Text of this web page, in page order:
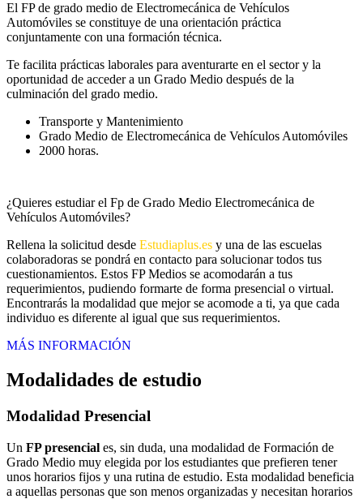
El FP de grado medio de Electromecánica de Vehículos
Automóviles se constituye de una orientación práctica
conjuntamente con una formación técnica.
Te facilita prácticas laborales para aventurarte en el sector y la
oportunidad de acceder a un Grado Medio después de la
culminación del grado medio.
Transporte y Mantenimiento
Grado Medio de Electromecánica de Vehículos Automóviles
2000 horas.
¿Quieres estudiar el Fp de Grado Medio Electromecánica de
Vehículos Automóviles?
Rellena la solicitud desde Estudiaplus.es y una de las escuelas
colaboradoras se pondrá en contacto para solucionar todos tus
cuestionamientos. Estos FP Medios se acomodarán a tus
requerimientos, pudiendo formarte de forma presencial o virtual.
Encontrarás la modalidad que mejor se acomode a ti, ya que cada
individuo es diferente al igual que sus requerimientos.
MÁS INFORMACIÓN
Modalidades de estudio
Modalidad Presencial
Un FP presencial es, sin duda, una modalidad de Formación de
Grado Medio muy elegida por los estudiantes que prefieren tener
unos horarios fijos y una rutina de estudio. Esta modalidad beneficia
a aquellas personas que son menos organizadas y necesitan horarios